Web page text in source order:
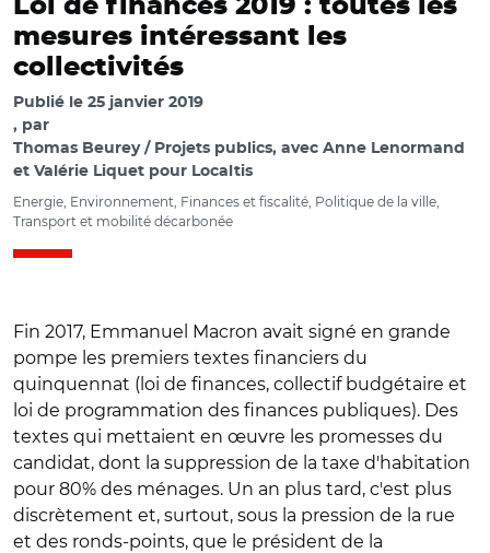
Loi de finances 2019 : toutes les
mesures intéressant les
collectivités
Publié le 25 janvier 2019
par
Thomas Beurey / Projets publics, avec Anne Lenormand
et Valérie Liquet pour Localtis
Energie, Environnement, Finances et fiscalité, Politique de la ville,
Transport et mobilité décarbonée
Fin 2017, Emmanuel Macron avait signé en grande
pompe les premiers textes financiers du
quinquennat (loi de finances, collectif budgétaire et
loi de programmation des finances publiques). Des
textes qui mettaient en œuvre les promesses du
candidat, dont la suppression de la taxe d'habitation
pour 80% des ménages. Un an plus tard, c'est plus
discrètement et, surtout, sous la pression de la rue
et des ronds-points, que le président de la